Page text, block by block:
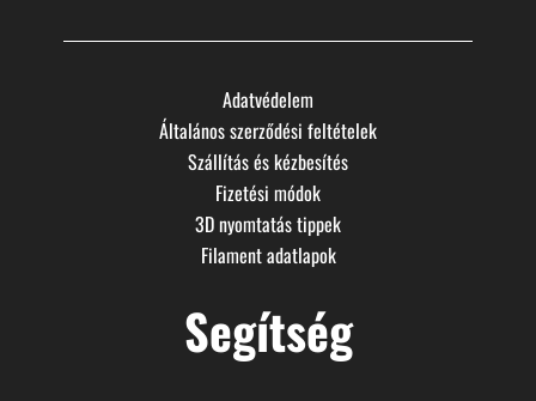
Adatvédelem
Általános szerződési feltételek
Szállítás és kézbesítés
Fizetési módok
3D nyomtatás tippek
Filament adatlapok
Segítség